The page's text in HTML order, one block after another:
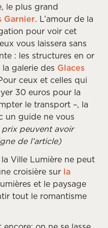
le plus grand
Garnier. L’amour de la
pour voir cet
vous laissera sans
: les structures en or
galerie des Glaces
ceux et celles qui
30 euros pour la
le transport –, la
un guide ne vous
prix peuvent avoir
de l’article)
Ville Lumière ne peut
croisière sur la
et le paysage
tout le romantisme